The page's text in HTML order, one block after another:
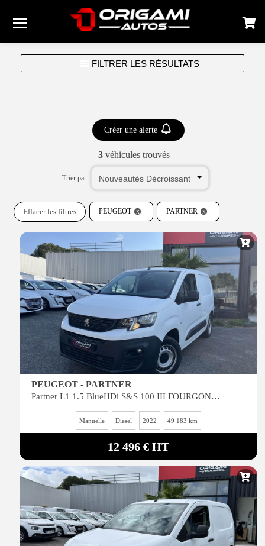
FILTRER LES RÉSULTATS
3véhicules trouvés
Créer une alerte
Trier par
PEUGEOT
Effacer les filtres PARTNER
PEUGEOT - PARTNER
Partner L1 1.5 BlueHDi S&S 100 III FOURGON Premium
Manuelle Diesel 2022 49 183 km
12 496 € HT